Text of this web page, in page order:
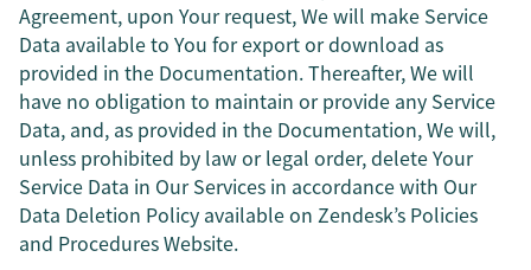
Agreement, upon Your request, We will make Service
Data available to You for export or download as
provided in the Documentation. Thereafter, We will
have no obligation to maintain or provide any Service
Data, and, as provided in the Documentation, We will,
unless prohibited by law or legal order, delete Your
Service Data in Our Services in accordance with Our
Data Deletion Policy available on Zendesk’s Policies
and Procedures Website.